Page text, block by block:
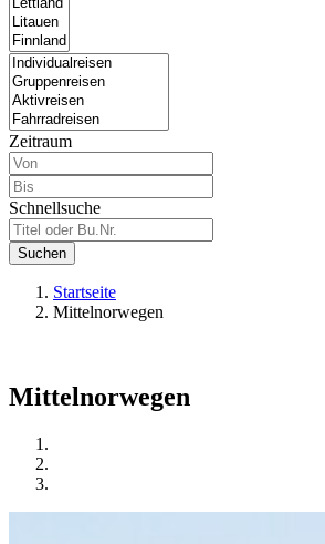
Zeitraum
Schnellsuche
Suchen
Startseite
Mittelnorwegen
Mittelnorwegen